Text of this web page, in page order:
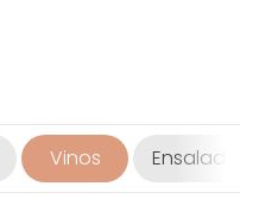
Vinos Ensaladas